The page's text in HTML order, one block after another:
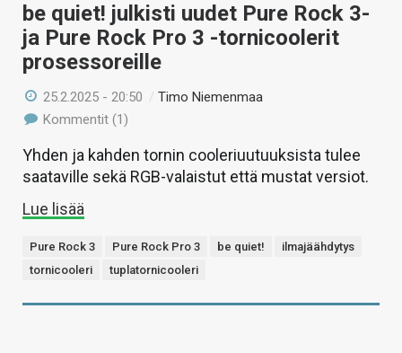
HAKU
be quiet! julkisti uudet Pure Rock 3-
ja Pure Rock Pro 3 -tornicoolerit
prosessoreille
25.2.2025 - 20:50 /Timo Niemenmaa
Kommentit (1)
Yhden ja kahden tornin cooleriuutuuksista tulee
saataville sekä RGB-valaistut että mustat versiot.
Lue lisää
Pure Rock 3 Pure Rock Pro 3 be quiet!
ilmajäähdytys
tornicooleri
tuplatornicooleri